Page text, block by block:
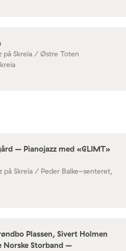
på Skreia / Østre Toten
– Pianojazz med «GLIMT»
på Skreia / Peder Balke-senteret,
Plassen, Sivert Holmen
Norske Storband –